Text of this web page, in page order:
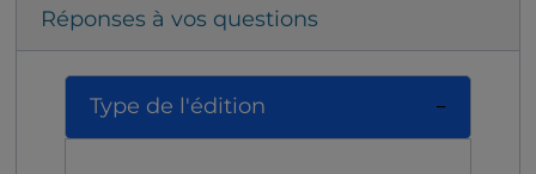
Réponses à vos questions
Type de l'édition